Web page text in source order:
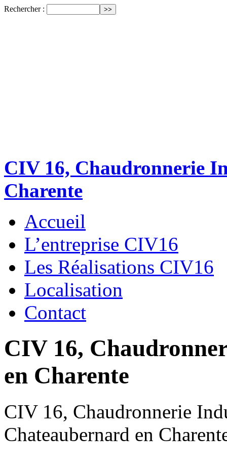
Rechercher :
CIV 16, Chaudronnerie
Charente
Accueil
L’entreprise CIV16
Les Réalisations CIV16
Localisation
Contact
CIV 16,
en Charente
CIV 16, Chaudronnerie
Chateaubernard en